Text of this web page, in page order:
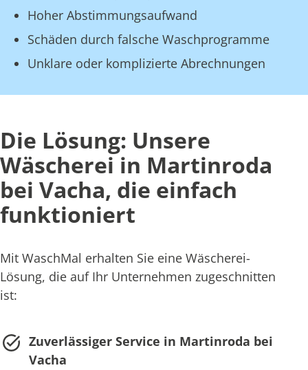
Hoher Abstimmungsaufwand
Schäden durch falsche Waschprogramme
Unklare oder komplizierte Abrechnungen
Die Lösung: Unsere
Wäscherei in Martinroda
bei Vacha, die einfach
funktioniert
Mit WaschMal erhalten Sie eine Wäscherei-
Lösung, die auf Ihr Unternehmen zugeschnitten
ist:
Zuverlässiger Service in Martinroda bei
Vacha